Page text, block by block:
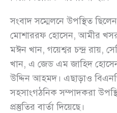
সংবাদ সম্মেলনে উপস্থিত
মোশাররফ হোসেন, আমীর
মঈন খান, গয়েশ্বর চন্দ্র রায়,
খান, এ জেড এম জাহিদ
উদ্দিন আহমদ। এছাড়াও
সহসাংগঠনিক সম্পাদকরা
প্রস্তুতির বার্তা দিয়েছে।